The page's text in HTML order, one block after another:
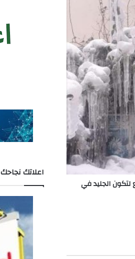
لتكون الجليد في
اعلاتك نجاحك